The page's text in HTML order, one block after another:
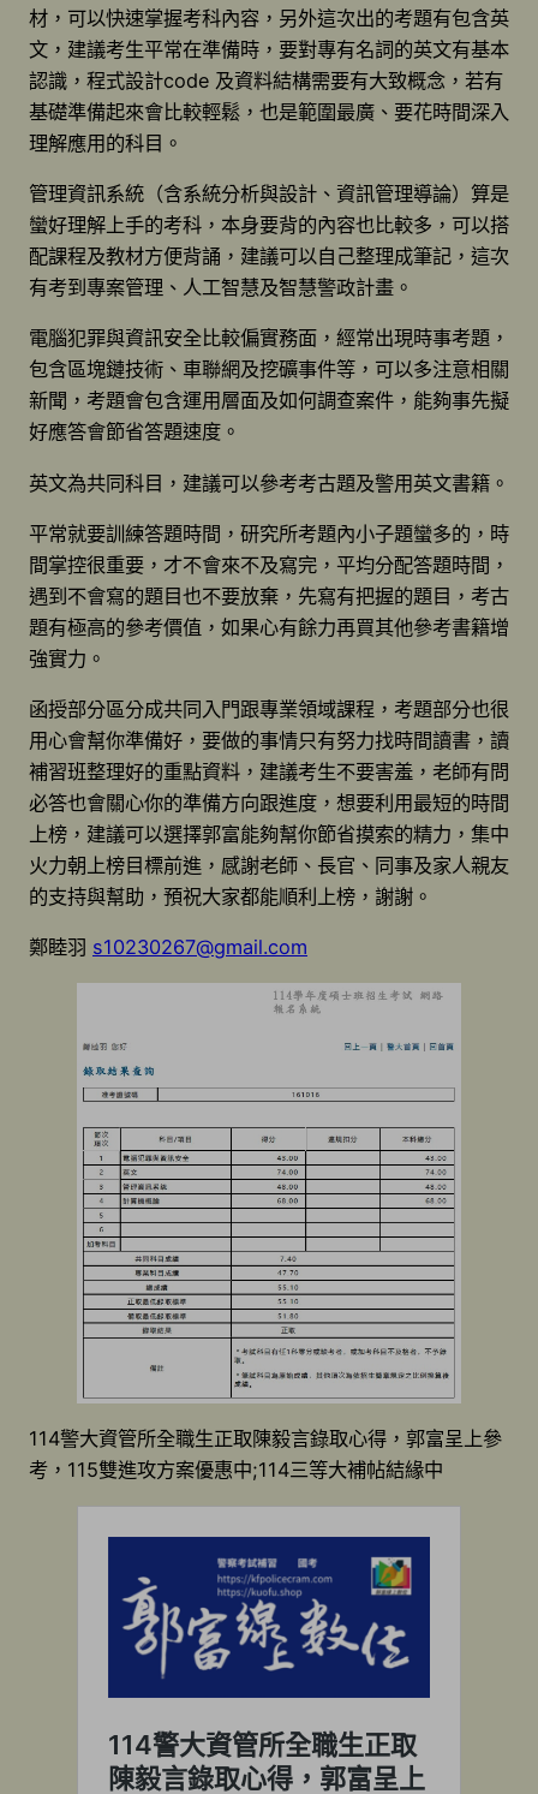
材，可以快速掌握考科內容，另外這次出的考題有包含英
文，建議考生平常在準備時，要對專有名詞的英文有基本
認識，程式設計code 及資料結構需要有大致概念，若有
基礎準備起來會比較輕鬆，也是範圍最廣、要花時間深入
理解應用的科目。
管理資訊系統（含系統分析與設計、資訊管理導論）算是
蠻好理解上手的考科，本身要背的內容也比較多，可以搭
配課程及教材方便背誦，建議可以自己整理成筆記，這次
有考到專案管理、人工智慧及智慧警政計畫。
電腦犯罪與資訊安全比較偏實務面，經常出現時事考題，
包含區塊鏈技術、車聯網及挖礦事件等，可以多注意相關
新聞，考題會包含運用層面及如何調查案件，能夠事先擬
好應答會節省答題速度。
英文為共同科目，建議可以參考考古題及警用英文書籍。
平常就要訓練答題時間，研究所考題內小子題蠻多的，時
間掌控很重要，才不會來不及寫完，平均分配答題時間，
遇到不會寫的題目也不要放棄，先寫有把握的題目，考古
題有極高的參考價值，如果心有餘力再買其他參考書籍增
強實力。
函授部分區分成共同入門跟專業領域課程，考題部分也很
用心會幫你準備好，要做的事情只有努力找時間讀書，讀
補習班整理好的重點資料，建議考生不要害羞，老師有問
必答也會關心你的準備方向跟進度，想要利用最短的時間
上榜，建議可以選擇郭富能夠幫你節省摸索的精力，集中
火力朝上榜目標前進，感謝老師、長官、同事及家人親友
的支持與幫助，預祝大家都能順利上榜，謝謝。
鄭睦羽 s10230267@gmail.com
114警大資管所全職生正取陳毅言錄取心得，郭富呈上參
考，115雙進攻方案優惠中;114三等大補帖結緣中